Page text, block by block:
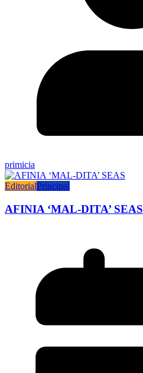
primicia
EditorialPrincipal
AFINIA ‘MAL-DITA’ SEAS